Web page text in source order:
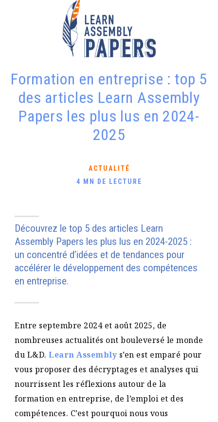
Formation en entreprise : top 5
des articles Learn Assembly
Papers les plus lus en 2024-
2025
ACTUALITÉ
4 MN DE LECTURE
Découvrez le top 5 des articles Learn
Assembly Papers les plus lus en 2024-2025 :
un concentré d’idées et de tendances pour
accélérer le développement des compétences
en entreprise.
Entre septembre 2024 et août 2025, de
nombreuses actualités ont bouleversé le monde
du L&D. Learn Assemblys’en est emparé pour
vous proposer des décryptages et analyses qui
nourrissent les réflexions autour de la
formation en entreprise, de l’emploi et des
compétences. C’est pourquoi nous vous